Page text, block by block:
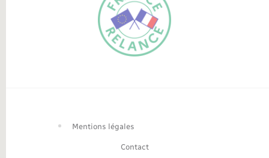
Mentions légales
Contact